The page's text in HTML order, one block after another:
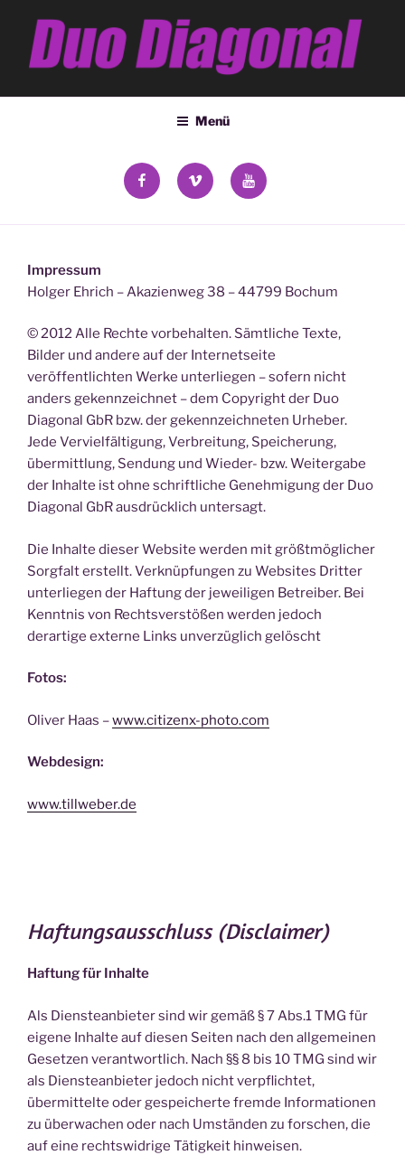
Inhalt
springen
DUO DIAGONAL
Menü
facebookvimeo YouTube
Impressum
Holger Ehrich – Akazienweg 38 – 44799 Bochum
© 2012 Alle Rechte vorbehalten. Sämtliche Texte,
Bilder und andere auf der Internetseite
veröffentlichten Werke unterliegen – sofern nicht
anders gekennzeichnet – dem Copyright der Duo
Diagonal GbR bzw. der gekennzeichneten Urheber.
Jede Vervielfältigung, Verbreitung, Speicherung,
übermittlung, Sendung und Wieder- bzw. Weitergabe
der Inhalte ist ohne schriftliche Genehmigung der Duo
Diagonal GbR ausdrücklich untersagt.
Die Inhalte dieser Website werden mit größtmöglicher
Sorgfalt erstellt. Verknüpfungen zu Websites Dritter
unterliegen der Haftung der jeweiligen Betreiber. Bei
Kenntnis von Rechtsverstößen werden jedoch
derartige externe Links unverzüglich gelöscht
Fotos:
Oliver Haas –www.citizenx-photo.com
Webdesign:
www.tillweber.de
Haftungsausschluss (Disclaimer)
Haftung für Inhalte
Als Diensteanbieter sind wir gemäß § 7 Abs.1 TMG für
eigene Inhalte auf diesen Seiten nach den allgemeinen
Gesetzen verantwortlich. Nach §§ 8 bis 10 TMG sind wir
als Diensteanbieter jedoch nicht verpflichtet,
übermittelte oder gespeicherte fremde Informationen
zu überwachen oder nach Umständen zu forschen, die
auf eine rechtswidrige Tätigkeit hinweisen.